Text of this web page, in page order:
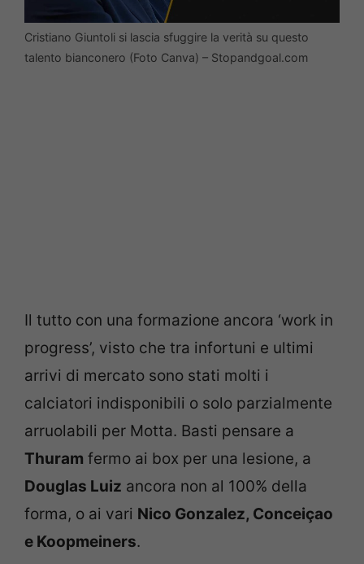
Cristiano Giuntoli si lascia sfuggire la verità su questo
talento bianconero (Foto Canva) – Stopandgoal.com
Il tutto con una formazione ancora ‘work in
progress’, visto che tra infortuni e ultimi
arrivi di mercato sono stati molti i
calciatori indisponibili o solo parzialmente
arruolabili per Motta. Basti pensare a
Thuram fermo ai box per una lesione, a
Douglas Luiz ancora non al 100% della
forma, o ai vari Nico Gonzalez, Conceiçao
e Koopmeiners.